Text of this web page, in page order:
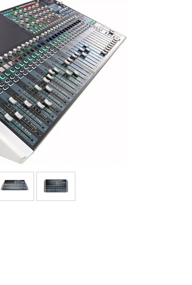
Batteries & Percu
Eveil Musical
Packs
Voir nos marques